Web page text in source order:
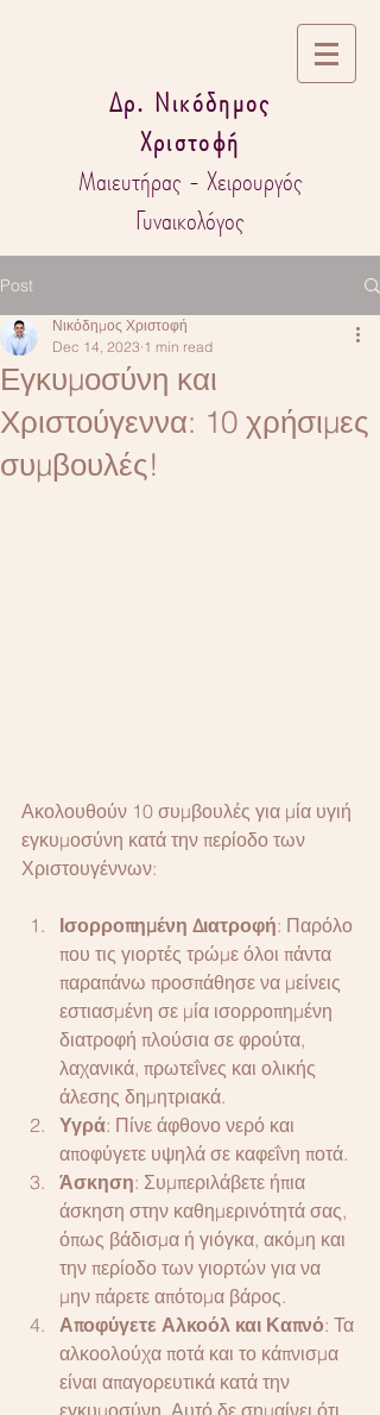
Δρ. Νικόδημος
Χριστοφή
Μαιευτήρας - Χειρουργός
Γυναικολόγος
Post
Εγκυμοσύνη και
Χριστούγεννα: 10 χρήσιμες
συμβουλές!
Νικόδημος Χριστοφή
Dec 14, 2023 1 min read
Ακολουθούν 10 συμβουλές για μία υγιή
εγκυμοσύνη κατά την περίοδο των
Χριστουγέννων:
Ισορροπημένη Διατροφή: Παρόλο
που τις γιορτές τρώμε όλοι πάντα
παραπάνω προσπάθησε να μείνεις
εστιασμένη σε μία ισορροπημένη
διατροφή πλούσια σε φρούτα,
λαχανικά, πρωτεΐνες και ολικής
άλεσης δημητριακά.
Υγρά: Πίνε άφθονο νερό και
αποφύγετε υψηλά σε καφεΐνη ποτά.
Άσκηση: Συμπεριλάβετε ήπια
άσκηση στην καθημερινότητά σας,
όπως βάδισμα ή γιόγκα, ακόμη και
την περίοδο των γιορτών για να
μην πάρετε απότομα βάρος.
Αποφύγετε Αλκοόλ και Καπνό: Τα
αλκοολούχα ποτά και το κάπνισμα
είναι απαγορευτικά κατά την
εγκυμοσύνη. Αυτό δε σημαίνει ότι